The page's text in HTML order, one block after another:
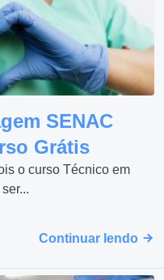
SENAC
Grátis
o curso Técnico em
Continuar lendo